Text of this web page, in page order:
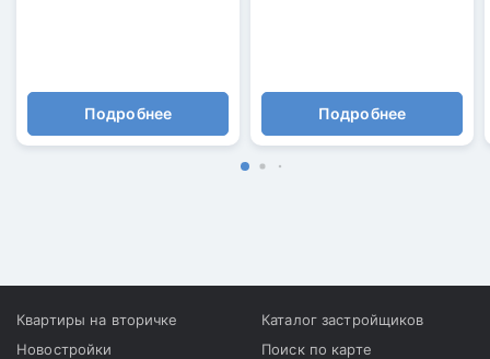
Подробнее Подробнее
Квартиры на вторичке
Новостройки
Каталог застройщиков
Поиск по карте